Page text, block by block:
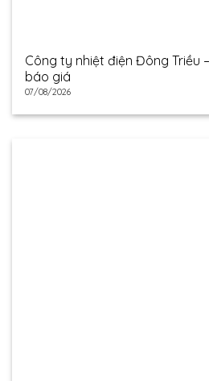
Công ty nhiệt điện Đông Triều
báo giá
07/08/2026